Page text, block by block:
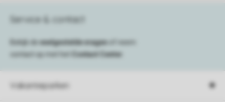
Vakantieparken
Service & contact
Bekijk de veelgestelde vragen
of neem
contact op met het
Contact Center